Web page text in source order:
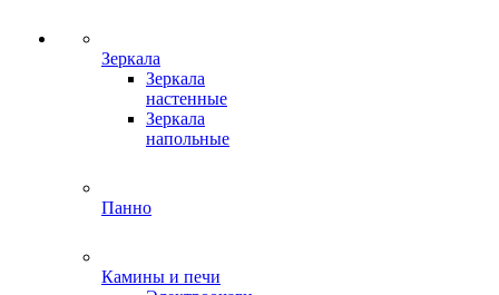
Зеркала
Зеркала
настенные
Зеркала
напольные
Панно
Камины и печи